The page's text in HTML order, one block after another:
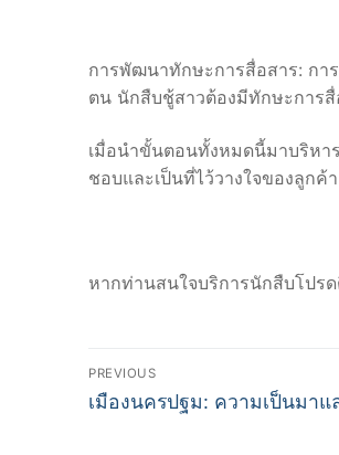
การพัฒนาทักษะการสื่อสาร: กา
ตน นักสืบชู้สาวต้องมีทักษะการ
เมื่อนำขั้นตอนทั้งหมดนี้มาบริหา
ชอบและเป็นที่ไว้วางใจของลูกค้
หากท่านสนใจบริการนักสืบโปร
Post
navigation
PREVIOUS
Previous
เมืองนครปฐม: ความเป็นมา